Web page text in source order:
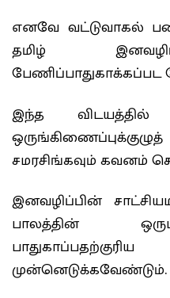
எனவே வட்டுவாகல்
தமிழ்
இந்த விடயத்தில்
சமரசிங்கவும் கவனம்
இனவழிப்பின்
பாலத்தின்
முன்னெடுக்கவேண்டும்.